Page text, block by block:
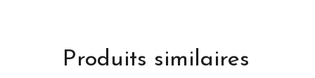
Produits similaires